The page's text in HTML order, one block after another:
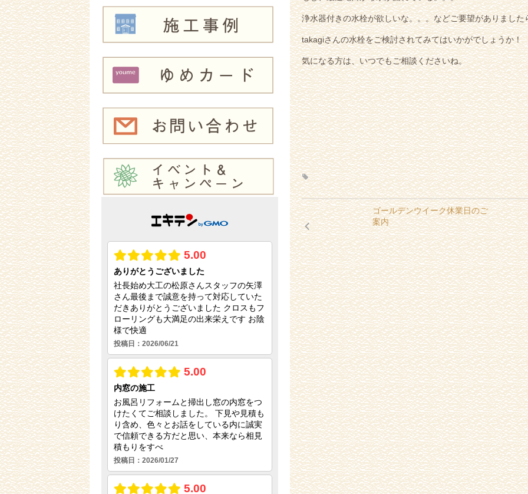
浄水器付きの水栓が欲しいな。。。などご要望がありました
takagiさんの水栓をご検討されてみてはいかがでしょうか！
気になる方は、いつでもご相談くださいね。
ゴールデンウイーク休業日のご
案内